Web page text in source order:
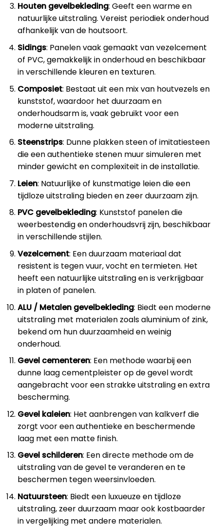
Houten gevelbekleding: Geeft een warme en
natuurlijke uitstraling. Vereist periodiek onderhoud
afhankelijk van de houtsoort.
Sidings: Panelen vaak gemaakt van vezelcement
of PVC, gemakkelijk in onderhoud en beschikbaar
in verschillende kleuren en texturen.
Composiet: Bestaat uit een mix van houtvezels en
kunststof, waardoor het duurzaam en
onderhoudsarm is, vaak gebruikt voor een
moderne uitstraling.
Steenstrips: Dunne plakken steen of imitatiesteen
die een authentieke stenen muur simuleren met
minder gewicht en complexiteit in de installatie.
Leien: Natuurlijke of kunstmatige leien die een
tijdloze uitstraling bieden en zeer duurzaam zijn.
PVC gevelbekleding: Kunststof panelen die
weerbestendig en onderhoudsvrij zijn, beschikbaar
in verschillende stijlen.
Vezelcement: Een duurzaam materiaal dat
resistent is tegen vuur, vocht en termieten. Het
heeft een natuurlijke uitstraling en is verkrijgbaar
in platen of panelen.
ALU / Metalen gevelbekleding: Biedt een moderne
uitstraling met materialen zoals aluminium of zink,
bekend om hun duurzaamheid en weinig
onderhoud.
Gevel cementeren: Een methode waarbij een
dunne laag cementpleister op de gevel wordt
aangebracht voor een strakke uitstraling en extra
bescherming.
Gevel kaleien: Het aanbrengen van kalkverf die
zorgt voor een authentieke en beschermende
laag met een matte finish.
Gevel schilderen: Een directe methode om de
uitstraling van de gevel te veranderen en te
beschermen tegen weersinvloeden.
Natuursteen: Biedt een luxueuze en tijdloze
uitstraling, zeer duurzaam maar ook kostbaarder
in vergelijking met andere materialen.